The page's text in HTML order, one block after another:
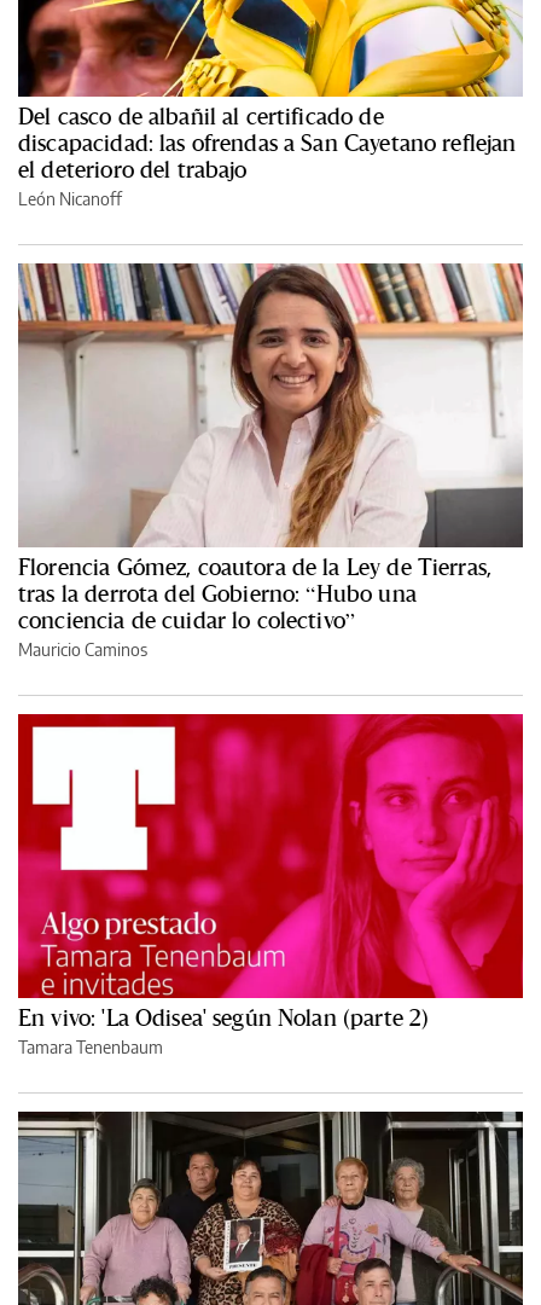
Del casco de albañil al certificado de
discapacidad: las ofrendas a San Cayetano reflejan
el deterioro del trabajo
León Nicanoff
Florencia Gómez, coautora de la Ley de Tierras,
tras la derrota del Gobierno: “Hubo una
conciencia de cuidar lo colectivo”
Mauricio Caminos
En vivo: 'La Odisea' según Nolan (parte 2)
Tamara Tenenbaum